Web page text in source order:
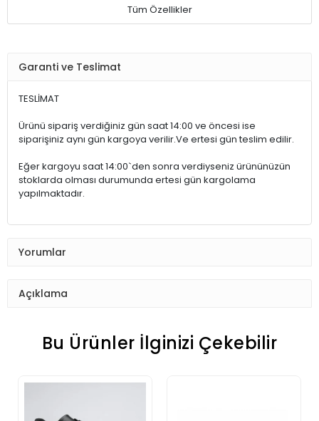
Tüm Özellikler
Garanti ve Teslimat
TESLİMAT
Ürünü sipariş verdiğiniz gün saat 14:00 ve öncesi ise
siparişiniz aynı gün kargoya verilir.Ve ertesi gün teslim edilir.
Eğer kargoyu saat 14:00`den sonra verdiyseniz ürününüzün
stoklarda olması durumunda ertesi gün kargolama
yapılmaktadır.
Yorumlar
Açıklama
Bu Ürünler İlginizi Çekebilir